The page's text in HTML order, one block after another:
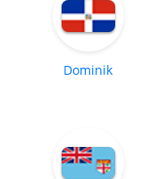
Dominik